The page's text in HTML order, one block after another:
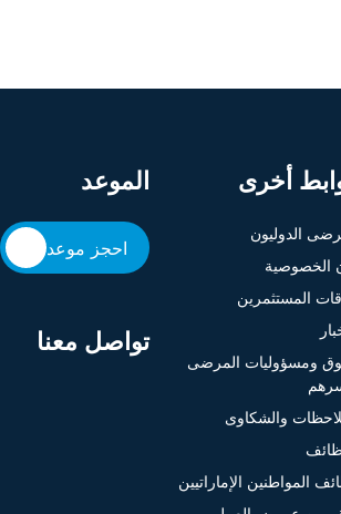
أخرى
الدوليون
الخصوصية
المستثمرين
ومسؤوليات المرضى
والشكاوى
المواطنين الإماراتيين
الموعد
احجز موعد
تواصل معنا